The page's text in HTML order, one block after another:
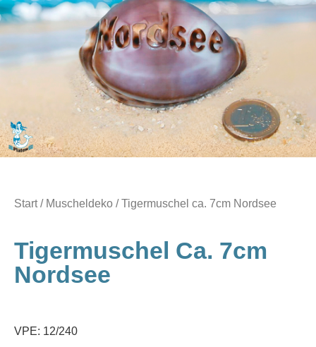
Start/ Muscheldeko / Tigermuschel ca. 7cm Nordsee
Tigermuschel Ca. 7cm
Nordsee
VPE: 12/240